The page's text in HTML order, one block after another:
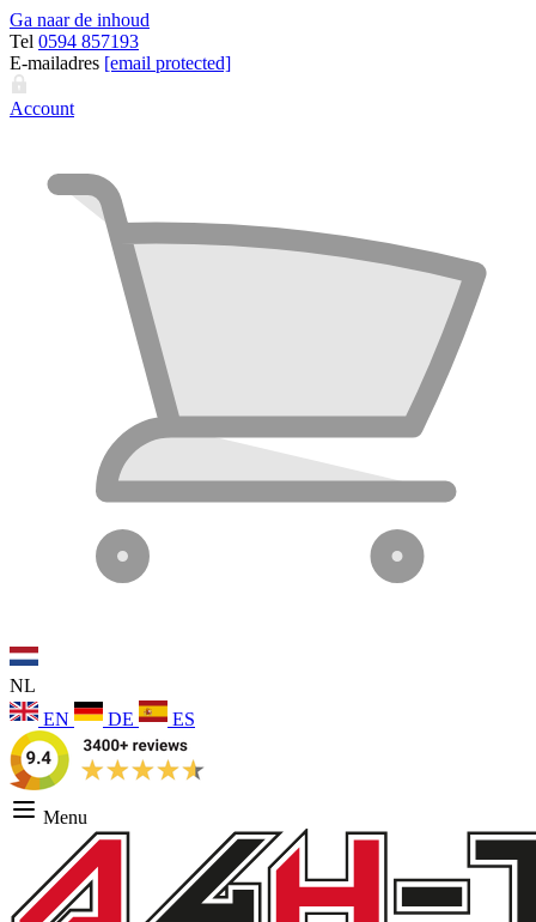
Ga naar de inhoud
Tel 0594 857193
E-mailadres [email protected]
Account
NL
EN
DE ES
Menu